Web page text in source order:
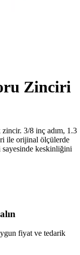
Zinciri
3/8 inç adım, 1.3
ile orijinal ölçülerde
keskinliğini
fiyat ve tedarik